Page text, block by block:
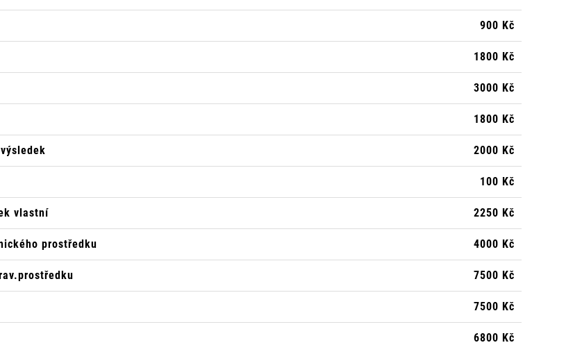
900 Kč
1800 Kč
3000 Kč
1800 Kč
2000 Kč
100 Kč
vlastní 2250 Kč
prostředku 4000 Kč
7500 Kč
7500 Kč
6800 Kč